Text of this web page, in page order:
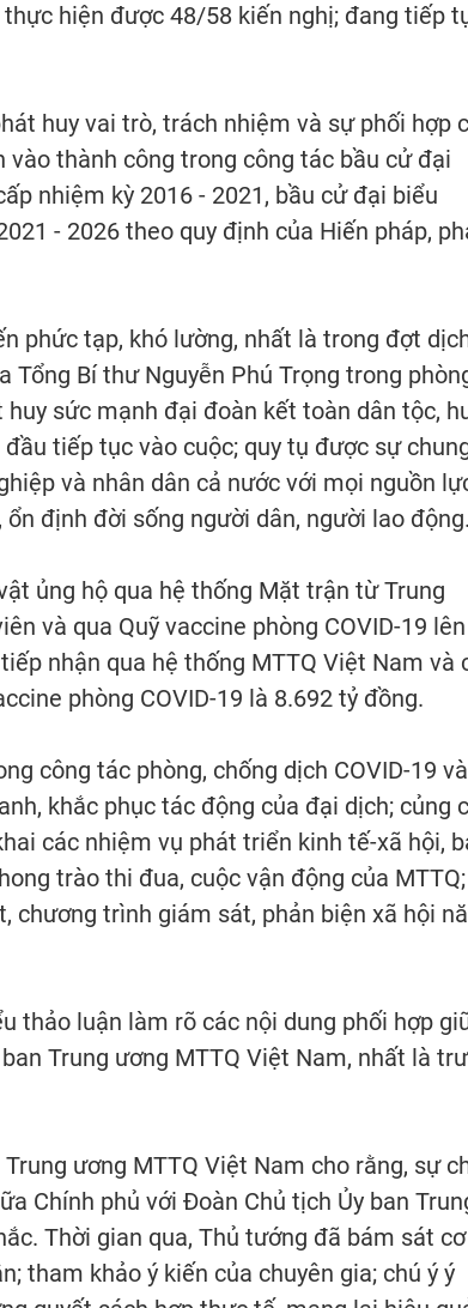
hiện được 48/58 kiến nghị; đang tiếp
huy vai trò, trách nhiệm và sự phối hợp
thành công trong công tác bầu cử đại
nhiệm kỳ 2016 - 2021, bầu cử đại biểu
- 2026 theo quy định của Hiến pháp,
phức tạp, khó lường, nhất là trong đợt
Bí thư Nguyễn Phú Trọng trong
sức mạnh đại đoàn kết toàn dân tộc,
tiếp tục vào cuộc; quy tụ được sự
và nhân dân cả nước với mọi nguồn
định đời sống người dân, người lao động.
ủng hộ qua hệ thống Mặt trận từ Trung
và qua Quỹ vaccine phòng COVID-19 lên
nhận qua hệ thống MTTQ Việt Nam và
phòng COVID-19 là 8.692 tỷ đồng.
công tác phòng, chống dịch COVID-19 và
khắc phục tác động của đại dịch; củng
các nhiệm vụ phát triển kinh tế-xã hội,
trào thi đua, cuộc vận động của MTTQ;
chương trình giám sát, phản biện xã hội
thảo luận làm rõ các nội dung phối hợp
Trung ương MTTQ Việt Nam, nhất là
ương MTTQ Việt Nam cho rằng, sự
Chính phủ với Đoàn Chủ tịch Ủy ban
Thời gian qua, Thủ tướng đã bám sát cơ
tham khảo ý kiến của chuyên gia; chú ý ý